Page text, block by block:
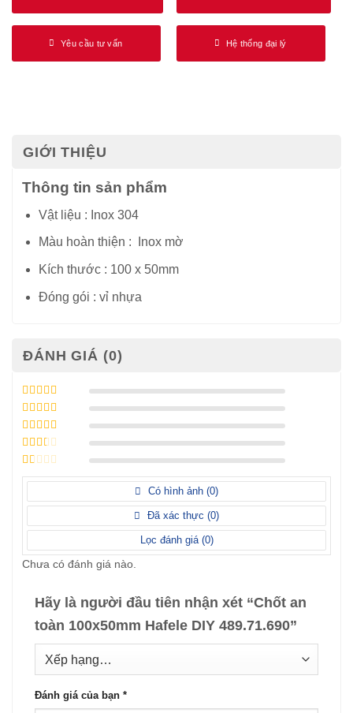
Yêu cầu tư vấn Hệ thống đại lý
GIỚI THIỆU
Thông tin sản phẩm
Vật liệu : Inox 304
Màu hoàn thiện : Inox mờ
Kích thước : 100 x 50mm
Đóng gói : vỉ nhựa
ĐÁNH GIÁ (0)
Được xếp
hạng55 sao
Được xếp
hạng45
sao
Được
xếp
hạng3
5 sao
Được
hạng
sao
Được
hạng
1
sao
Có hình ảnh (0)
Đã xác thực (0)
Lọc đánh giá (0)
Chưa có đánh giá nào.
Hãy là người đầu tiên nhận xét “Chốt an
toàn 100x50mm Hafele DIY 489.71.690”
Đánh giá của bạn *